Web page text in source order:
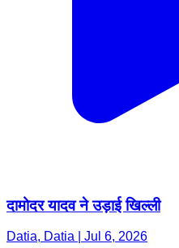
दामोदर यादव ने उड़ाई खिल्ली
Datia, Datia | Jul 6, 2026